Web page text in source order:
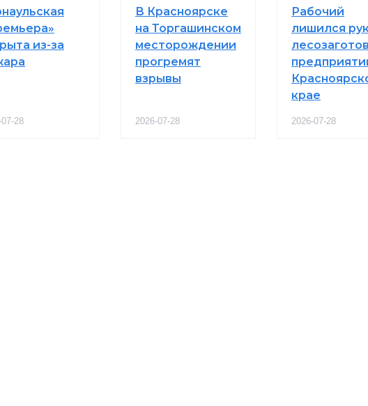
из-за
28
В Красноярске
на Торгашинском
месторождении
прогремят
взрывы
2026-07-28
Рабочий
лишился
крае
2026-07-28